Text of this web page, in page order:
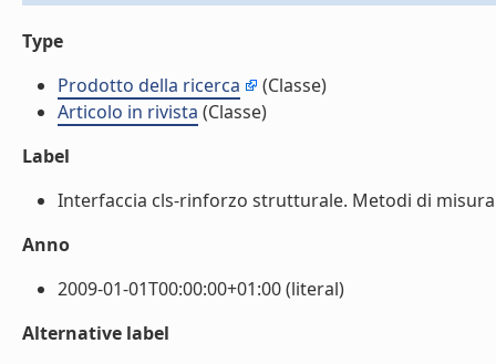
Type
Prodotto della ricerca
(Classe)
Articolo in rivista (Classe)
Label
Interfaccia cls-rinforzo strutturale. Metodi di
Anno
2009-01-01T00:00:00+01:00 (literal)
Alternative label